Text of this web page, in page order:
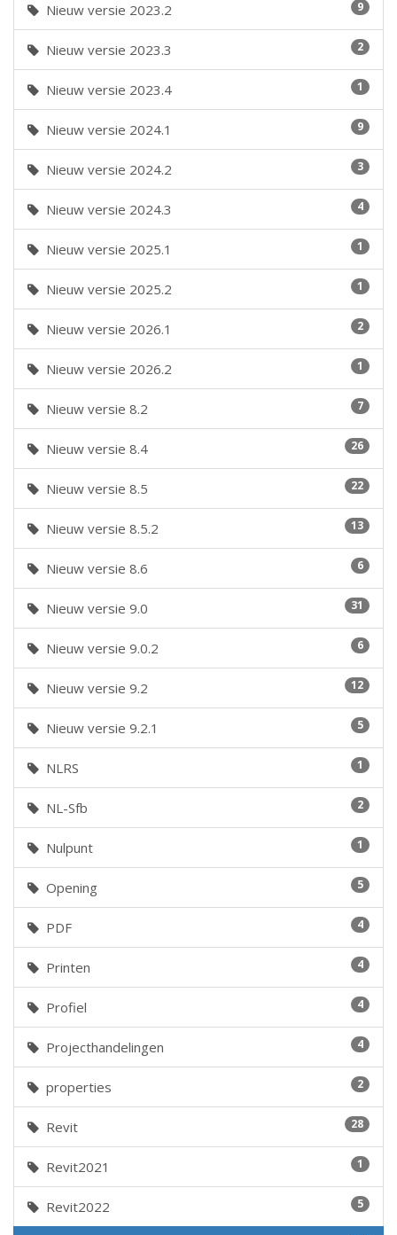
9
Nieuw versie 2023.2
2
Nieuw versie 2023.3
1
Nieuw versie 2023.4
9
Nieuw versie 2024.1
3
Nieuw versie 2024.2
4
Nieuw versie 2024.3
1
Nieuw versie 2025.1
1
Nieuw versie 2025.2
2
Nieuw versie 2026.1
1
Nieuw versie 2026.2
7
Nieuw versie 8.2
26
Nieuw versie 8.4
22
Nieuw versie 8.5
13
Nieuw versie 8.5.2
6
Nieuw versie 8.6
31
Nieuw versie 9.0
6
Nieuw versie 9.0.2
12
Nieuw versie 9.2
5
Nieuw versie 9.2.1
1
NLRS
2
NL-Sfb
1
Nulpunt
5
Opening
4
PDF
4
Printen
4
Profiel
4
Projecthandelingen
2
properties
28
Revit
1
Revit2021
5
Revit2022